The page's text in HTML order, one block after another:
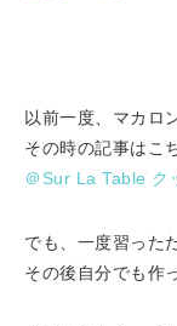
以前一度、マカロ
その時の記事は
＠Sur La Table ク
でも、一度習った
その後自分でも作